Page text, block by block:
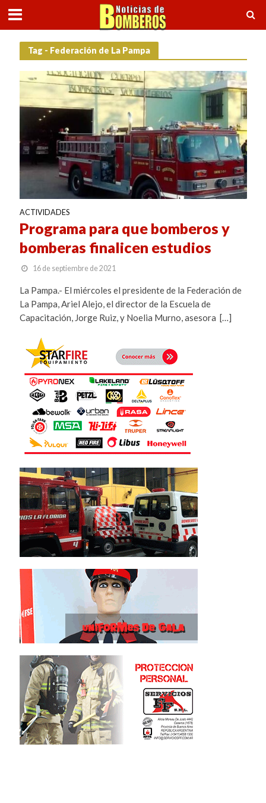
Tag - Federación de La Pampa
ACTIVIDADES
Programa para que bomberos y
bomberas finalicen estudios
16 de septiembre de 2021
La Pampa.- El miércoles el presidente de la Federación de
La Pampa, Ariel Alejo, el director de la Escuela de
Capacitación, Jorge Ruiz, y Noelia Murno, asesora […]